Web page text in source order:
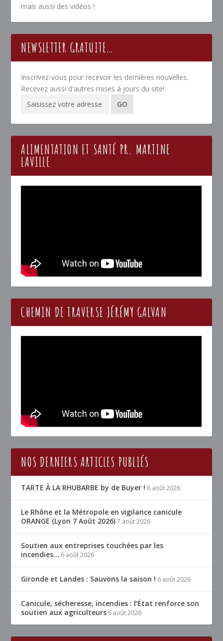
mais aussi des vidéos !
NEWSLETTER GRATUITE…
Inscrivez-vous pour recevoir les dernières nouvelles.
Recevez aussi d'autres mises à jours du site!
ALIMENTATION ET SANTÉ PR. MARTINE
LAVILLE
CHEMIN DE TRAVERSE JÉRÉMY GALVAN
NOS DERNIERS ARTICLES PUBLIÉS
TARTE À LA RHUBARBE by de Buyer ! 8 août 2026
Le Rhône et la Métropole en vigilance canicule
ORANGE (Lyon 7 Août 2026) 7 août 2026
Soutien aux entreprises touchées par les
incendies… 6 août 2026
Gironde et Landes : Sauvons la saison ! 6 août 2026
Canicule, sécheresse, incendies : l’État renforce son
soutien aux agriculteurs 6 août 2026